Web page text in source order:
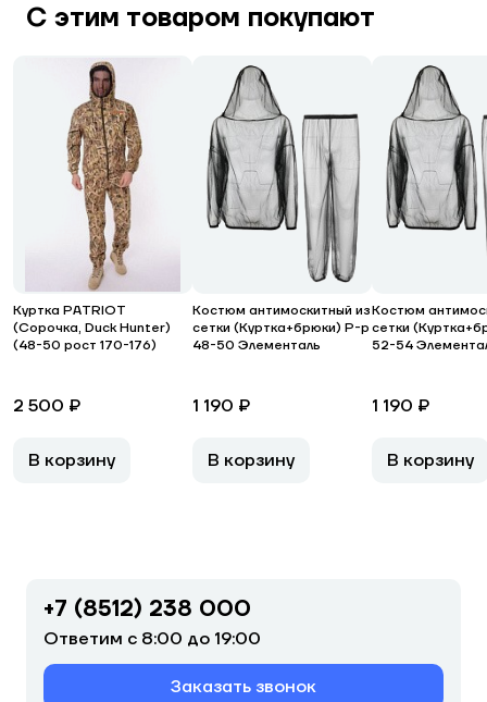
С этим товаром покупают
Куртка PATRIOT
(Сорочка, Duck Hunter)
(48-50 рост 170-176)
2 500 ₽
В корзину
Костюм антимоскитный из
сетки (Куртка+брюки) Р-р
48-50 Элементаль
1 190 ₽
В корзину
Костюм
сетки
52-54
1 190 ₽
В корзину
+7 (8512) 238 000
Ответим с 8:00 до 19:00
Заказать звонок